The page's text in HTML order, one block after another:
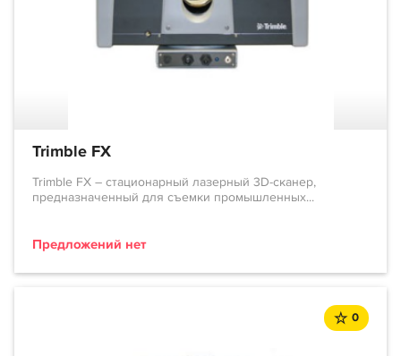
Trimble FX
Trimble FX – стационарный лазерный 3D-сканер,
предназначенный для съемки промышленных...
Предложений нет
0